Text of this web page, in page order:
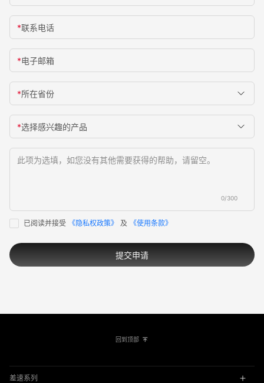
*联系电话
*电子邮箱
*所在省份
*选择感兴趣的产品
0/300
已阅读并接受 《隐私权政策》 及 《使用条款》
提交申请
回到顶部
差速系列